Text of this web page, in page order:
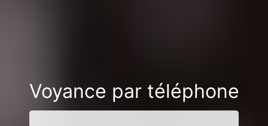
Voyance par téléphone